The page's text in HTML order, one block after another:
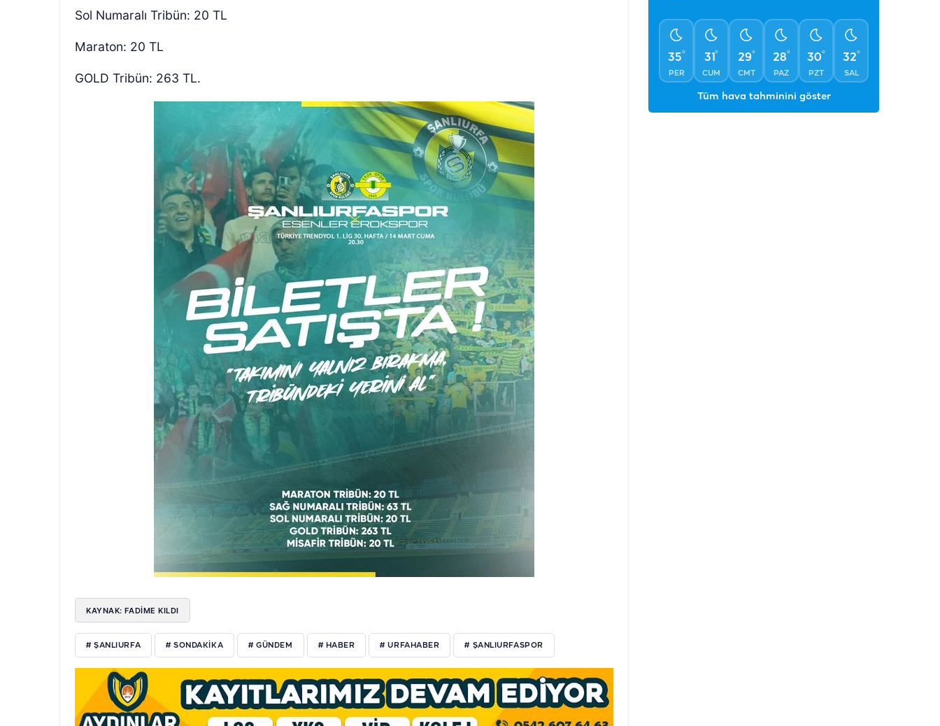
Sol Numaralı Tribün: 20 TL
Maraton: 20 TL
GOLD Tribün: 263 TL.
KAYNAK: FADIME KILDI
# ŞANLIURFA # SONDAKIKA # GÜNDEM # HABER # URFAHABER # ŞANLIURFASPOR
35°
PER
31°
CUM
29°
CMT
28°
PAZ
30°
PZT
32°
SAL
Tüm hava tahminini göster